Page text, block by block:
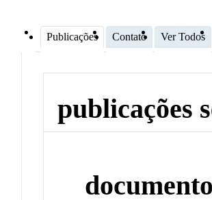
Publicações Contato Ver Todos
publicações
documento